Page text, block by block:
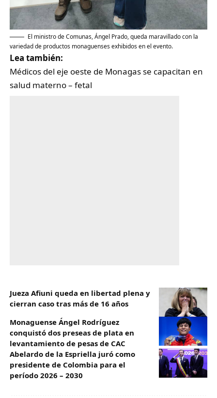
El ministro de Comunas, Ángel Prado, queda maravillado con la
variedad de productos monaguenses exhibidos en el evento.
Lea también:
Médicos del eje oeste de Monagas se capacitan en
salud materno – fetal
Jueza Afiuni queda en libertad plena y
cierran caso tras más de 16 años
Monaguense Ángel Rodríguez
conquistó dos preseas de plata en
levantamiento de pesas de CAC
Abelardo de la Espriella juró como
presidente de Colombia para el
período 2026 – 2030